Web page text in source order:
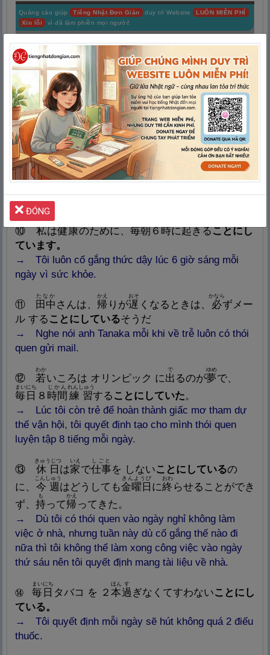
Quảng cáo giúp Tiếng Nhật Đơn Giản duy trì Website LUÔN MIỄN PHÍ
Xin lỗi
vì đã làm phiền mọi người!
⑩ 私
わたし
は健康のために、毎朝
Nghĩa: Sớm, sáng, buổi sáng,
６時に起きることにし
ています。
→ Tôi luôn cố gắng thức dậy lúc 6 giờ sáng mỗi
ngày vì sức khỏe.
⑪ 田 中
たなか
さんは、 帰
かえ
りが遅
Nghĩa: Chậm trễ, chậm chạp,
おそ
くなるときは、 必
かなら
ずメー
ル する ことにしているそうだ
→ Nghe nói anh Tanaka mỗi khi về trễ luôn có thói
quen gửi mail.
⑫ 若
わか
いころは オリンピック に出
で
るのが夢
ゆめ
で、
毎 日
まいにち
８ 時間
じかん
練 習
れんしゅう
する ことにしていた。
→ Lúc tôi còn trẻ để hoàn thành giấc mơ tham dự
thế vận hội, tôi quyết định tạo cho mình thói quen
luyện tập 8 tiếng mỗi ngày.
⑬ 休 日
きゅうじつ
は家
Nghĩa: Ngôi nhà
いえ
で仕
hành vi
事
しごと
を しないことにしているの
に、 今 週
こんしゅう
はどうしても金曜 日
きんようび
に終
おわ
らせることができ
ず、 持
も
って帰
かえ
ってきた。
→ Dù tôi có thói quen vào ngày nghỉ không làm
việc ở nhà, nhưng tuần này dù cố gắng thế nào đi
nữa thì tôi không thể làm xong công việc vào ngày
thứ sáu nên tôi quyết định mang tài liệu về nhà.
⑭ 毎 日
まいにち
タバコ を ２ 本
ほん
過
す
ぎなくてすわないことにし
ている。
→ Tôi quyết định mỗi ngày sẽ hút không quá 2 điếu
thuốc.
ĐÓNG